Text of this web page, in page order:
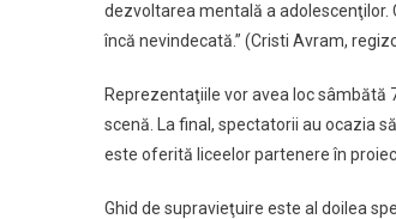
dezvoltarea mentală a
încă nevindecată.” (Cristi Avram,
Reprezentaţiile vor avea loc sâmbătă
scenă. La final, spectatorii au ocazia
este oferită liceelor partenere în
Ghid de supravieţuire este al doilea